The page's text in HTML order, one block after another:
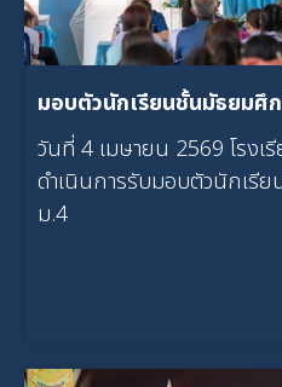
มอบตัวนักเรียนชั้นมัธยมศึ
วันที่ 4 เมษายน 2569 โรง
ดำเนินการรับมอบตัวนักเ
ม.4